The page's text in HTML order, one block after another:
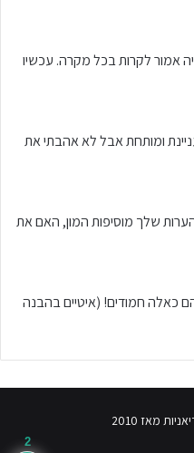
אמור לקרות בכל מקרה. עכשיו
ומותחת אבל לא אהבתי את
שלך מוסיפות המון, האם את
כאלה חמודים! (איטיים בהבנה
2